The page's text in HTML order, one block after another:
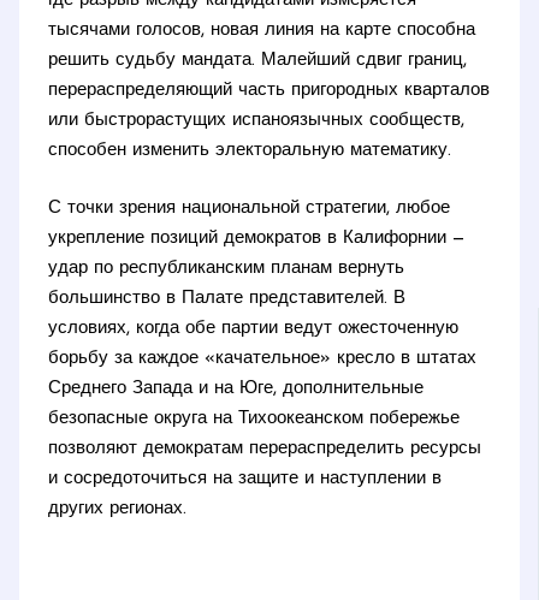
тысячами голосов, новая линия на карте способна
решить судьбу мандата. Малейший сдвиг границ,
перераспределяющий часть пригородных кварталов
или быстрорастущих испаноязычных сообществ,
способен изменить электоральную математику.
С точки зрения национальной стратегии, любое
укрепление позиций демократов в Калифорнии —
удар по республиканским планам вернуть
большинство в Палате представителей. В
условиях, когда обе партии ведут ожесточенную
борьбу за каждое «качательное» кресло в штатах
Среднего Запада и на Юге, дополнительные
безопасные округа на Тихоокеанском побережье
позволяют демократам перераспределить ресурсы
и сосредоточиться на защите и наступлении в
других регионах.